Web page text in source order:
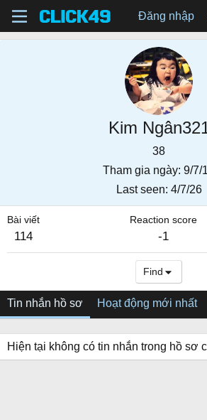
Đăng nhập
Kim
38
Tham gia ngày 9/7/
Last seen 4/7/26
Bài viết
114
Reaction score
-1
Find
Tin nhắn hồ sơ Hoạt động mới nhất
Hiện tại không có tin nhắn trong hồ sơ